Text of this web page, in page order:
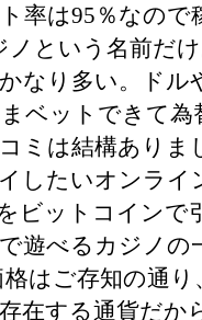
率は95％なので
という名前だ
なり多い。ドル
ベットできて為
ミは結構ありま
したいオンライ
ビットコインで
遊べるカジノの
はご存知の通
在する通貨だか